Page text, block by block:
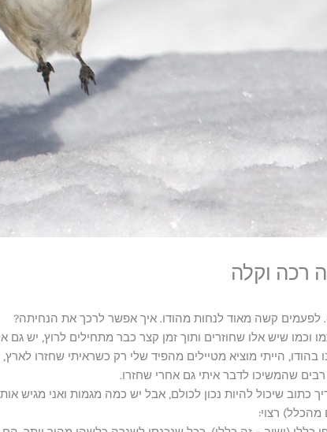
רכה וקלה
לפעמים קשה מאוד לנחות מהודו. איך אפשר לרכך את הנחיתה?
וכמו שיש אלו שחוזרים ותוך זמן קצר כבר מתחילים לרוץ, יש
בהודו, הייתי מוציא מטיילים מהפיד שלי רק כשראיתי שחזרו
רבים שהמשיכו לדבר איתי גם אחרי שחזרו.
כתוב שיכול להיות נכון לכולם, אבל יש כמה מגמות ואני מגיש
מהכלל) רצוי: